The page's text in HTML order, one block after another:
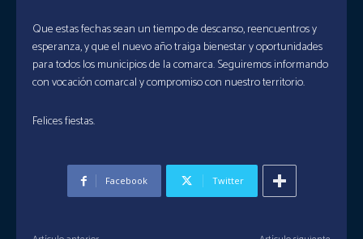
Que estas fechas sean un tiempo de descanso, reencuentros y
esperanza, y que el nuevo año traiga bienestar y oportunidades
para todos los municipios de la comarca. Seguiremos informando
con vocación comarcal y compromiso con nuestro territorio.
Felices fiestas.
Facebook Twitter